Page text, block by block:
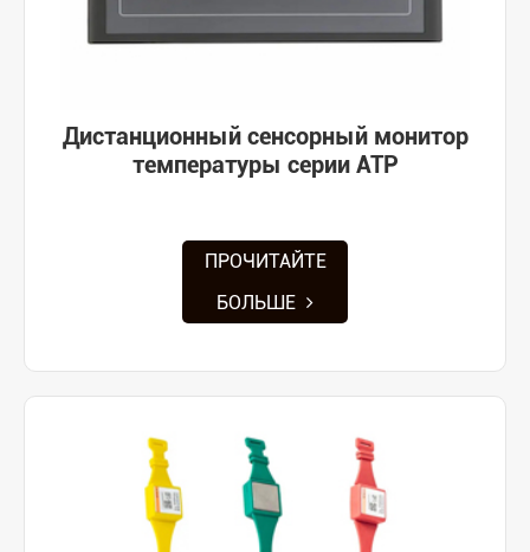
Дистанционный сенсорный монитор
температуры серии ATP
ПРОЧИТАЙТЕ
БОЛЬШЕ